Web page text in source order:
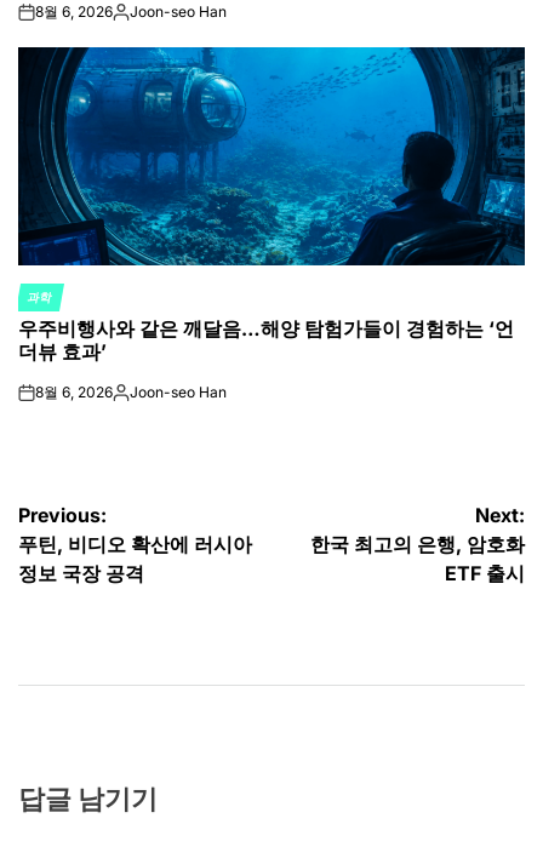
on8월 6, 2026Posted
Joon-seo Han
POSTED
IN
과학
우주비행사와 같은 깨달음…해양 탐험가들이 경험하는 ‘언
더뷰 효과’
on8월 6, 2026Posted
Joon-seo Han
글
탐
Previous:
푸틴, 비디오 확산에 러시아
정보 국장 공격
Next:
한국 최고의 은행, 암호화
ETF 출시
답글 남기기